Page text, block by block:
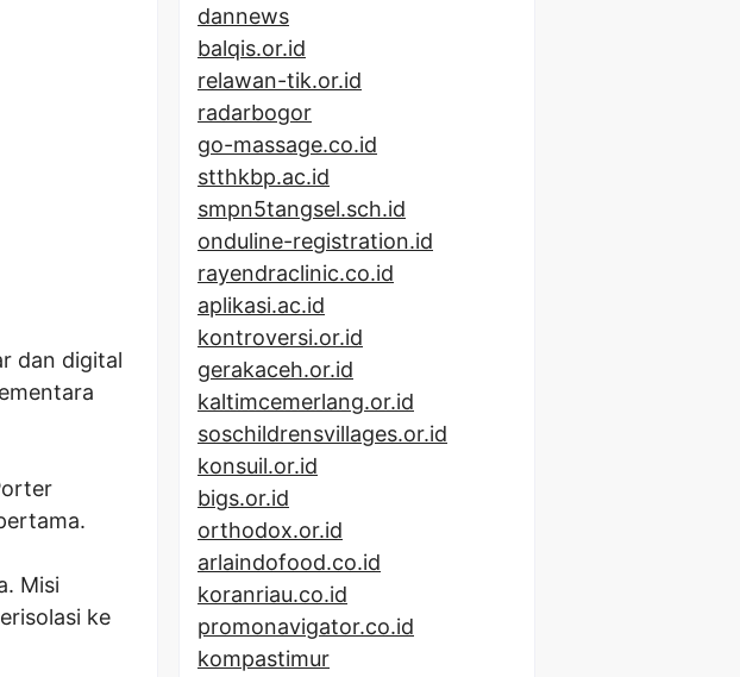
dan digital
Misi
ke
dannews
balqis.or.id
relawan-tik.or.id
radarbogor
go-massage.co.id
stthkbp.ac.id
smpn5tangsel.sch.id
onduline-registration.id
rayendraclinic.co.id
aplikasi.ac.id
kontroversi.or.id
gerakaceh.or.id
kaltimcemerlang.or.id
soschildrensvillages.or.id
konsuil.or.id
bigs.or.id
orthodox.or.id
arlaindofood.co.id
koranriau.co.id
promonavigator.co.id
kompastimur